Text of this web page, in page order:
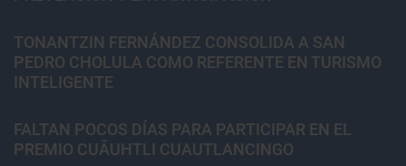
TONANTZIN FERNÁNDEZ CONSOLIDA A SAN
PEDRO CHOLULA COMO REFERENTE EN TURISMO
INTELIGENTE
FALTAN POCOS DÍAS PARA PARTICIPAR EN EL
PREMIO CUĀUHTLI CUAUTLANCINGO